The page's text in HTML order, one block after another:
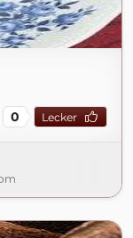
0 Lecker